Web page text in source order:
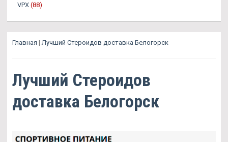
VPX (88)
Главная |Лучший Стероидов доставка Белогорск
Лучший Стероидов
доставка Белогорск